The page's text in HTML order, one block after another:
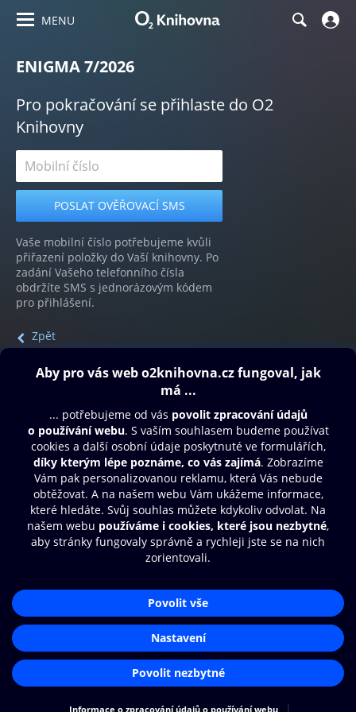
MENU
ENIGMA 7/2026
Pro pokračování se přihlaste do O2
Knihovny
Vaše mobilní číslo potřebujeme kvůli
přiřazení položky do Vaší knihovny. Po
zadání Vašeho telefonního čísla
obdržíte SMS s jednorázovým kódem
pro přihlášení.
Zpět
Obsah ke stažení
Moje O2 Knihovna
Další zábava
© O2 Czech Republic a.s.
Přístupnost
Zásady zpracování osobních údajů
Nastavení cookies
Aplikace O2 Knihovna
Čti a poslouchej své e-knihy a
audioknihy rychleji a pohodlněji.